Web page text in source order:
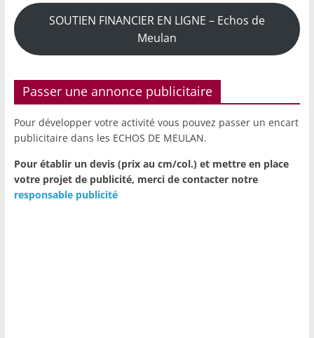
SOUTIEN FINANCIER EN LIGNE – Echos de
Meulan
Passer une annonce publicitaire
Pour développer votre activité vous pouvez passer un encart
publicitaire dans les ECHOS DE MEULAN.
Pour établir un devis (prix au cm/col.) et mettre en place
votre projet de publicité, merci de contacter notre
responsable publicité